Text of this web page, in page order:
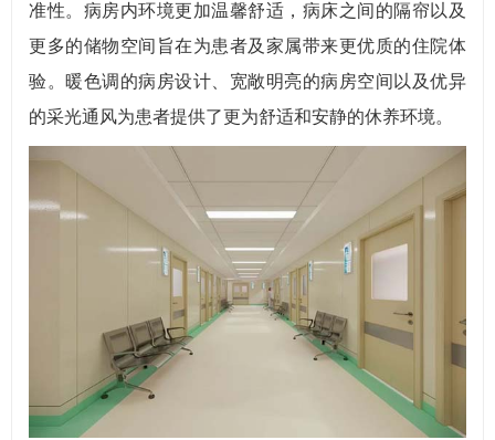
准性。病房内环境更加温馨舒适，病床之间的隔帘以及
更多的储物空间旨在为患者及家属带来更优质的住院体
验。暖色调的病房设计、宽敞明亮的病房空间以及优异
的采光通风为患者提供了更为舒适和安静的休养环境。